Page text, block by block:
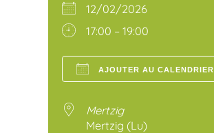
12/02/2026
17:00 – 19:00
AJOUTER AU CALENDRIER
Mertzig
Mertzig (Lu)